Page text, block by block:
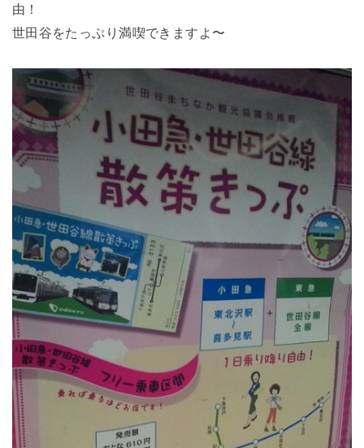
由！
世田谷をたっぷり満喫できますよ〜